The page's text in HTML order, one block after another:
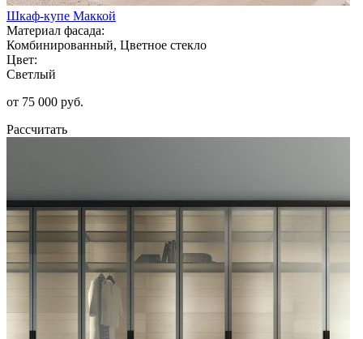
Шкаф-купе Маккой
Материал фасада:
Комбинированный, Цветное стекло
Цвет:
Светлый
от 75 000 руб.
Рассчитать